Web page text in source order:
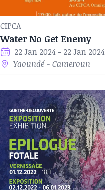
CIPCA
Water No Get Enemy
22 Jan 2024 - 22 Jan 2024
Yaoundé - Cameroun